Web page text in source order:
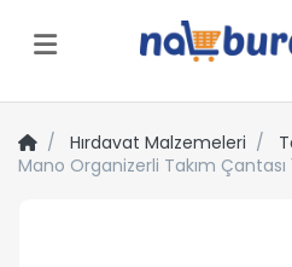
Menü
Hırdavat Malzemeleri
Mano Organizerli Takım Çantası